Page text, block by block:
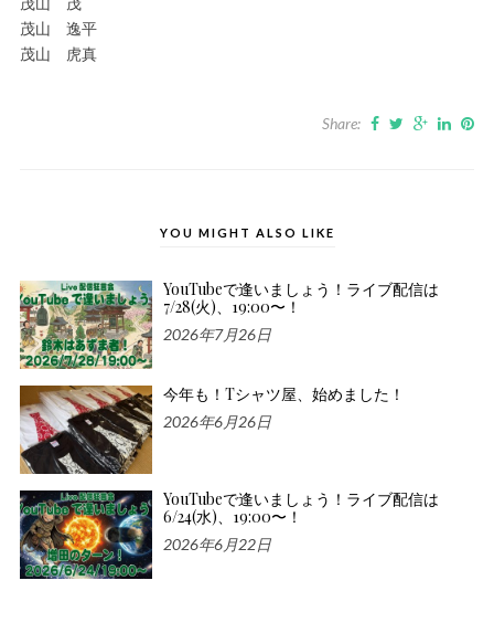
茂山 逸平
茂山 虎真
Share:
YOU MIGHT ALSO LIKE
YouTubeで逢いましょう！ライブ配信は
7/28(火)、19:00〜！
2026年7月26日
今年も！Tシャツ屋、始めました！
2026年6月26日
YouTubeで逢いましょう！ライブ配信は
6/24(水)、19:00〜！
2026年6月22日